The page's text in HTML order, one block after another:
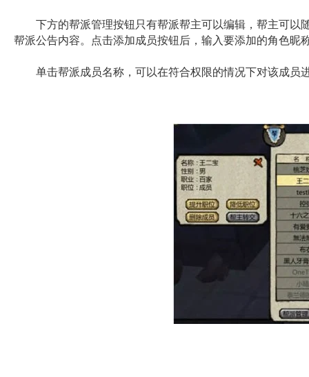
下方的帮派管理按钮只有帮派帮主可以编辑，帮主可以
帮派公告内容。点击添加成员按钮后，输入要添加的角色
单击帮派成员名称，可以在符合权限的情况下对该成员